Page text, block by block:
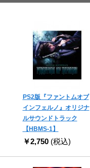
PS2版『ファントムオブ
インフェルノ』オリジナ
ルサウンドトラック
【HBMS-1】
￥2,750 (税込)